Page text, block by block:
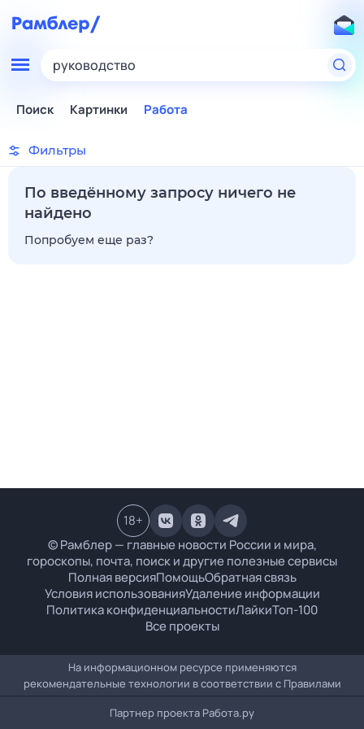
руководство
Поиск Картинки Работа
Фильтры
По введённому запросу ничего не
найдено
Попробуем еще раз?
© Рамблер — главные новости России и мира,
гороскопы, почта, поиск и другие полезные сервисы
Полная версияПомощьОбратная связь
Условия использованияУдаление информации
Политика конфиденциальностиЛайкиТоп-100
Все проекты
18+
На информационном ресурсе применяются
рекомендательные технологии в соответствии с Правилами
Партнер проекта Работа.ру